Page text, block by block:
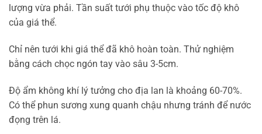
lượng vừa phải. Tần suất tưới phụ thuộc vào tốc độ khô
của giá thể.
Chỉ nên tưới khi giá thể đã khô hoàn toàn. Thử nghiệm
bằng cách chọc ngón tay vào sâu 3-5cm.
Độ ẩm không khí lý tưởng cho địa lan là khoảng 60-70%.
Có thể phun sương xung quanh chậu nhưng tránh để nước
đọng trên lá.